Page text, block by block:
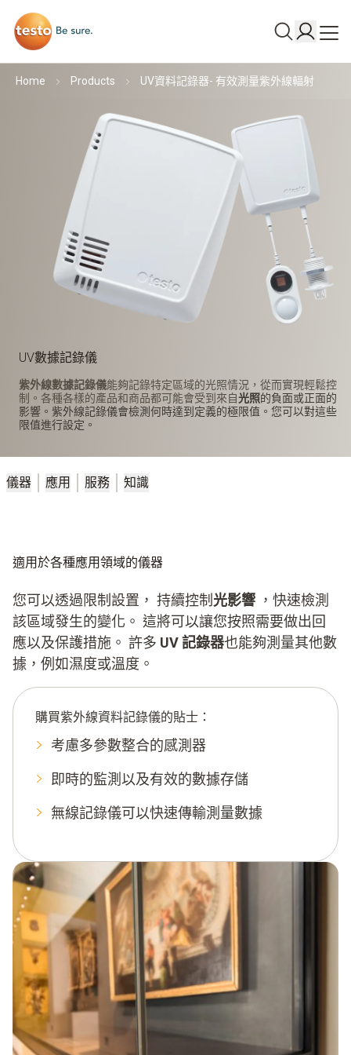
Home Products UV資料記錄器- 有效測量紫外線輻射
UV數據記錄儀
紫外線數據記錄儀能夠記錄特定區域的光照情況，從而實現輕鬆控
制。各種各樣的產品和商品都可能會受到來自光照的負面或正面的
影響。紫外線記錄儀會檢測何時達到定義的極限值。您可以對這些
限值進行設定。
儀器 應用 服務 知識
適用於各種應用領域的儀器
您可以透過限制設置， 持續控制 光影響 ，快速檢測
該區域發生的變化。 這將可以讓您按照需要做出回
應以及保護措施。 許多 UV 記錄器也能夠測量其他數
據，例如濕度或溫度。
購買紫外線資料記錄儀的貼士：
考慮多參數整合的感測器
即時的監測以及有效的數據存儲
無線記錄儀可以快速傳輸測量數據